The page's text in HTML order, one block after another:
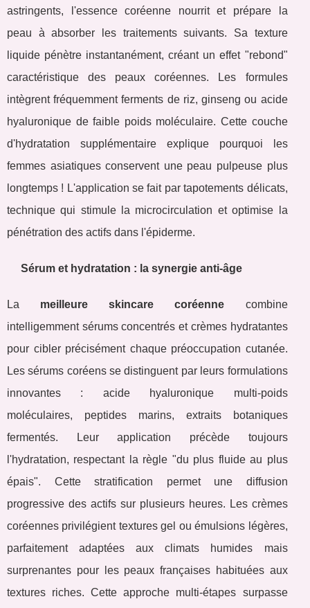
astringents, l'essence coréenne nourrit et prépare la
peau à absorber les traitements suivants. Sa texture
liquide pénètre instantanément, créant un effet "rebond"
caractéristique des peaux coréennes. Les formules
intègrent fréquemment ferments de riz, ginseng ou acide
hyaluronique de faible poids moléculaire. Cette couche
d'hydratation supplémentaire explique pourquoi les
femmes asiatiques conservent une peau pulpeuse plus
longtemps ! L'application se fait par tapotements délicats,
technique qui stimule la microcirculation et optimise la
pénétration des actifs dans l'épiderme.
Sérum et hydratation : la synergie anti-âge
La meilleure skincare coréenne combine
intelligemment sérums concentrés et crèmes hydratantes
pour cibler précisément chaque préoccupation cutanée.
Les sérums coréens se distinguent par leurs formulations
innovantes : acide hyaluronique multi-poids
moléculaires, peptides marins, extraits botaniques
fermentés. Leur application précède toujours
l'hydratation, respectant la règle "du plus fluide au plus
épais". Cette stratification permet une diffusion
progressive des actifs sur plusieurs heures. Les crèmes
coréennes privilégient textures gel ou émulsions légères,
parfaitement adaptées aux climats humides mais
surprenantes pour les peaux françaises habituées aux
textures riches. Cette approche multi-étapes surpasse